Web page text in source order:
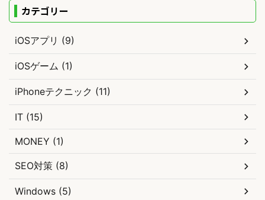
カテゴリー
iOSアプリ (9)
iOSゲーム (1)
iPhoneテクニック (11)
IT (15)
MONEY (1)
SEO対策 (8)
Windows (5)